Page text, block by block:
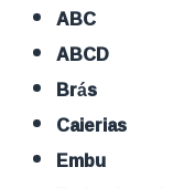
ABC
ABCD
Brás
Caierias
Embu